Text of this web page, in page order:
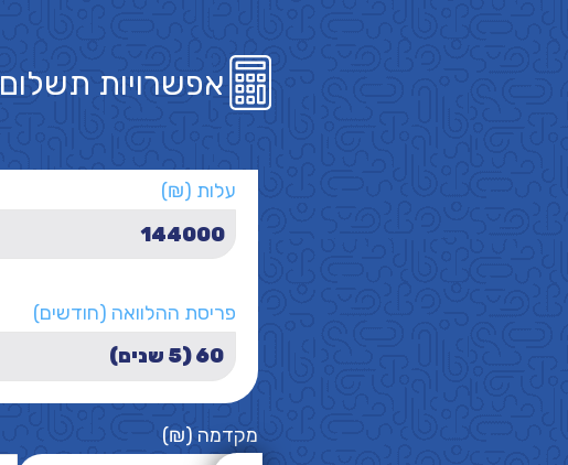
אפשרויות תשלום
עלות (₪)
פריסת ההלוואה (חודשים)
מקדמה (₪)